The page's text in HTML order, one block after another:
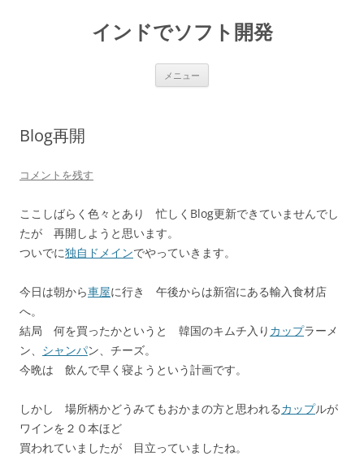
インドでソフト開発
メニュー
Blog再開
コメントを残す
ここしばらく色々とあり 忙しくBlog更新できていませんでし
たが 再開しようと思います。
ついでに独自ドメインでやっていきます。
今日は朝から車屋に行き 午後からは新宿にある輸入食材店
へ。
結局 何を買ったかというと 韓国のキムチ入り カップラーメ
ン、 シャンパン、チーズ。
今晩は 飲んで早く寝ようという計画です。
しかし 場所柄かどうみてもおかまの方と思われるカップルが
ワインを２０本ほど
買われていましたが 目立っていましたね。